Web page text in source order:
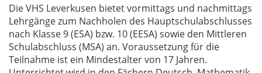
Die VHS Leverkusen bietet vormittags und nachmittags
Lehrgänge zum Nachholen des Hauptschulabschlusses
nach Klasse 9 (ESA) bzw. 10 (EESA) sowie den Mittleren
Schulabschluss (MSA) an. Voraussetzung für die
Teilnahme ist ein Mindestalter von 17 Jahren.